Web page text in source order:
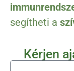
segítheti a
Kérjen